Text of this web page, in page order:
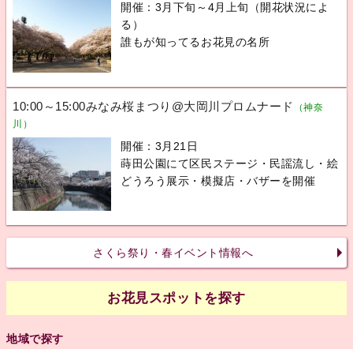
開催：3月下旬～4月上旬（開花状況によ
る）
誰もが知ってるお花見の名所
10:00～15:00みなみ桜まつり@大岡川プロムナード
（神奈
川）
開催：3月21日
蒔田公園にて区民ステージ・民謡流し・絵
どうろう展示・模擬店・バザーを開催
さくら祭り・春イベント情報へ
お花見スポットを探す
地域で探す